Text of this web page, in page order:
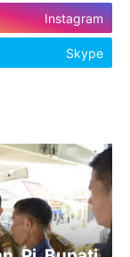
Instagram
Skype